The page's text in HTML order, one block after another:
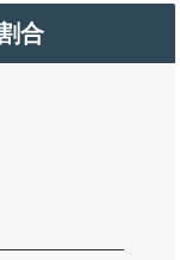
合